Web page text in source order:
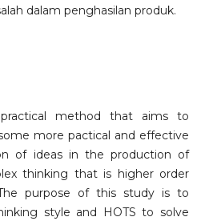
dalam penghasilan produk.
method that aims to
more pactical and effective
of ideas in the production of
thinking that is higher order
purpose of this study is to
style and HOTS to solve